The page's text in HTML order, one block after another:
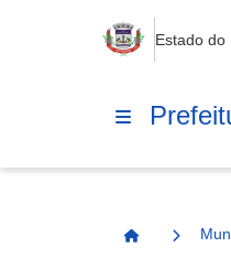
Estado do
Página Inicial